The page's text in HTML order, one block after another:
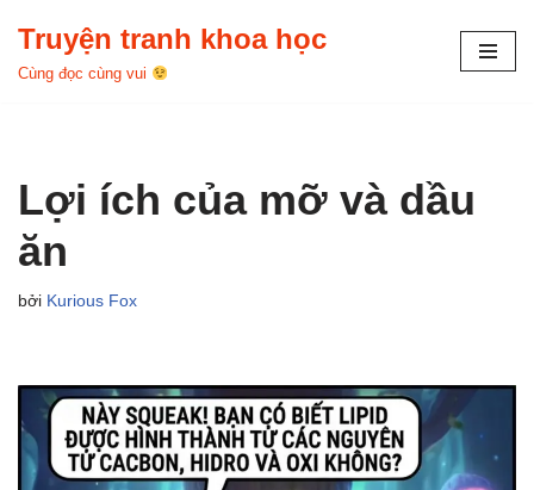
Chuyển
Truyện tranh khoa học
Cùng đọc cùng vui
Lợi ích của mỡ và dầu
ăn
bởi Kurious Fox